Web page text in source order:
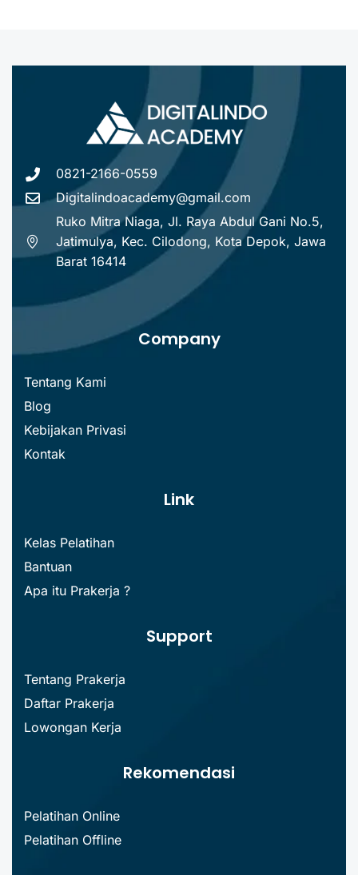
0821-2166-0559
Digitalindoacademy@gmail.com
Ruko Mitra Niaga, Jl. Raya Abdul Gani No.5,
Jatimulya, Kec. Cilodong, Kota Depok, Jawa
Barat 16414
Company
Tentang Kami
Blog
Kebijakan Privasi
Kontak
Link
Kelas Pelatihan
Bantuan
Apa itu Prakerja ?
Support
Tentang Prakerja
Daftar Prakerja
Lowongan Kerja
Rekomendasi
Pelatihan Online
Pelatihan Offline